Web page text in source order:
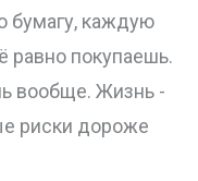
бумагу, каждую
равно покупаешь.
вообще. Жизнь -
риски дороже